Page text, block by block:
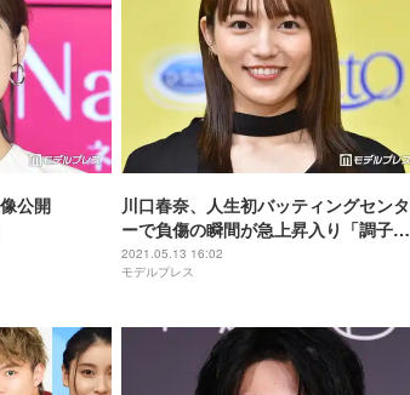
公開
川口春奈、人生初バッティングセンタ
ーで負傷の瞬間が急上昇入り「調子に
乗りすぎました」
2021.05.13 16:02
モデルプレス